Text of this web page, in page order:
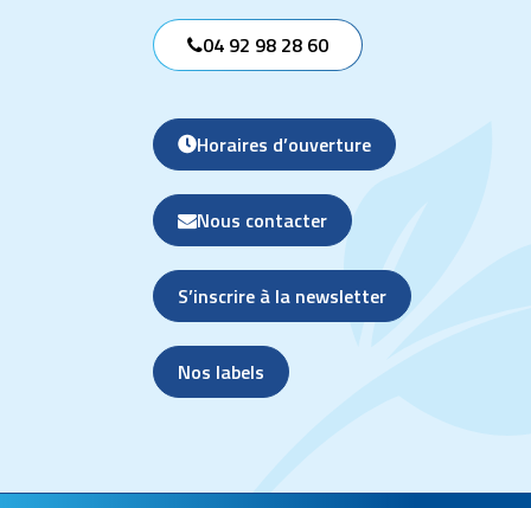
04 92 98 28 60
Horaires d’ouverture
Nous contacter
S’inscrire à la newsletter
Nos labels